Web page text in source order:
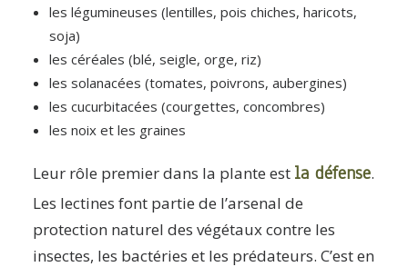
les légumineuses (lentilles, pois chiches, haricots,
soja)
les céréales (blé, seigle, orge, riz)
les solanacées (tomates, poivrons, aubergines)
les cucurbitacées (courgettes, concombres)
les noix et les graines
Leur rôle premier dans la plante est la défense.
Les lectines font partie de l’arsenal de
protection naturel des végétaux contre les
insectes, les bactéries et les prédateurs. C’est en